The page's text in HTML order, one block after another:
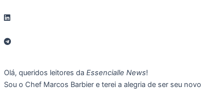
Olá, queridos leitores da Essencialle News!
Sou o Chef Marcos Barbier e terei a alegria de ser seu novo